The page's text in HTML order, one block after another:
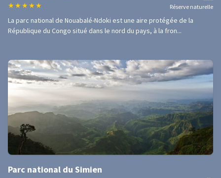
★ ★ ★ ★ ★ Réserve naturelle
La parc national de Nouabalé-Ndoki est une aire protégée de la
République du Congo situé dans le nord du pays, à la fron...
Parc national du Simien